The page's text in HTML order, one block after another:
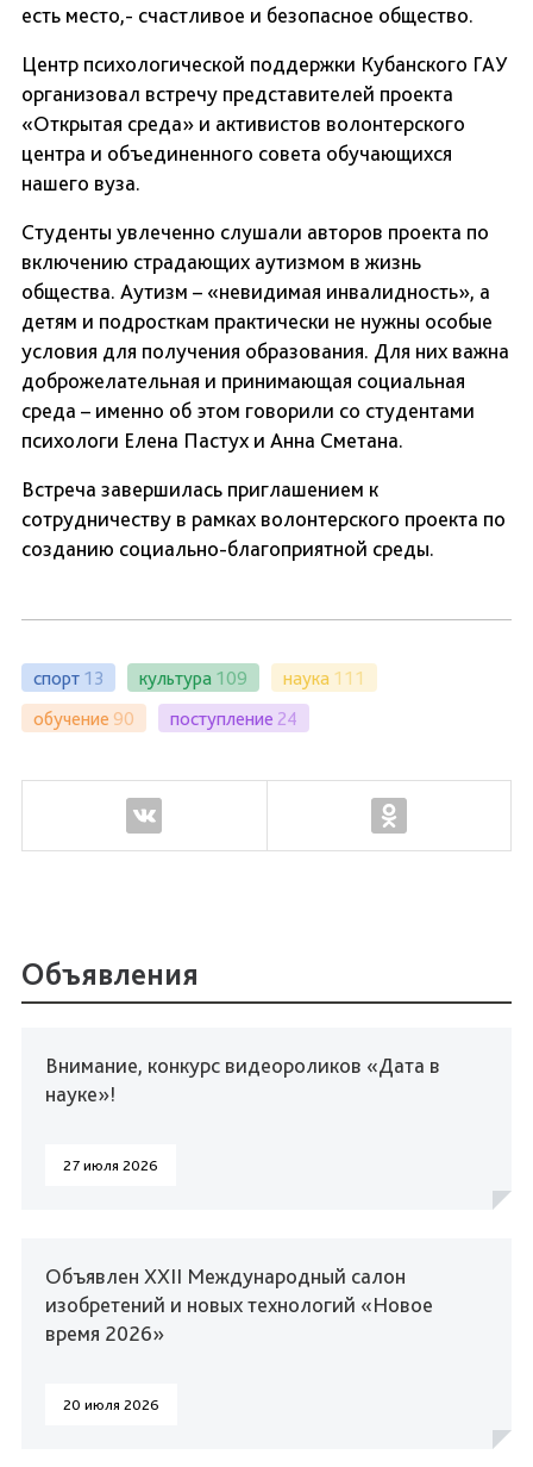
есть место,- счастливое и безопасное общество.
Центр психологической поддержки Кубанского ГАУ
организовал встречу представителей проекта
«Открытая среда» и активистов волонтерского
центра и объединенного совета обучающихся
нашего вуза.
Студенты увлеченно слушали авторов проекта по
включению страдающих аутизмом в жизнь
общества. Аутизм – «невидимая инвалидность», а
детям и подросткам практически не нужны особые
условия для получения образования. Для них важна
доброжелательная и принимающая социальная
среда – именно об этом говорили со студентами
психологи Елена Пастух и Анна Сметана.
Встреча завершилась приглашением к
сотрудничеству в рамках волонтерского проекта по
созданию социально-благоприятной среды.
спорт 13 культура 109 наука 111
обучение 90 поступление 24
Объявления
Внимание, конкурс видеороликов «Дата в
науке»!
27 июля 2026
Объявлен XXII Международный салон
изобретений и новых технологий «Новое
время 2026»
20 июля 2026